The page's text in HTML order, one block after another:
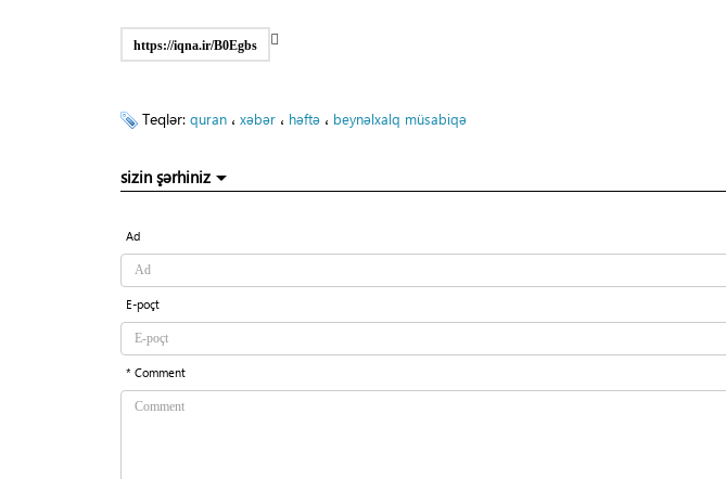
https://iqna.ir/B0Egbs
Teqlər: quran ، xəbər ، həftə ، beynəlxalq müsabiqə
sizin şərhiniz
Ad
E-poçt
* Comment